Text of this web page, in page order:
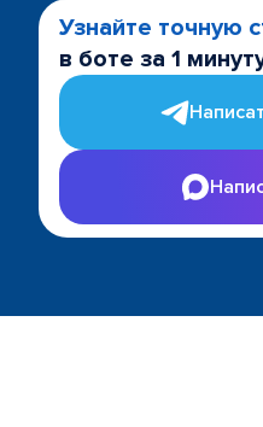
Узнайте точную
в боте за 1